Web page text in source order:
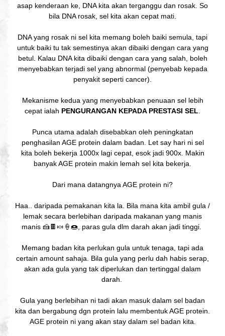
asap kenderaan ke, DNA kita akan terganggu dan rosak. So
bila DNA rosak, sel kita akan cepat mati.
DNA yang rosak ni sel kita memang boleh baiki semula, tapi
untuk baiki tu tak semestinya akan dibaiki dengan cara yang
betul. Kalau DNA kita dibaiki dengan cara yang salah, boleh
menyebabkan terjadi sel yang abnormal (penyebab kepada
penyakit seperti cancer).
Mekanisme kedua yang menyebabkan penuaan sel lebih
cepat ialah PENGURANGAN KEPADA PRESTASI SEL.
Punca utama adalah disebabkan oleh peningkatan
penghasilan AGE protein dalam badan. Let say hari ni sel
kita boleh bekerja 1000x lagi cepat, esok jadi 900x. Makin
banyak AGE protein makin lemah sel kita bekerja.
Dari mana datangnya AGE protein ni?
Haa.. daripada pemakanan kita la. Bila mana kita ambil gula /
lemak secara berlebihan daripada makanan yang manis
manis 🍰🍫🍬🍦🍩, paras gula dlm darah akan jadi tinggi.
Memang badan kita perlukan gula untuk tenaga, tapi ada
certain amount sahaja. Bila gula yang perlu dah habis serap,
akan ada gula yang tak diperlukan dan tertinggal dalam
darah.
Gula yang berlebihan ni tadi akan masuk dalam sel badan
kita dan bergabung dgn protein lalu membentuk AGE protein.
AGE protein ni yang akan stay dalam sel badan kita.